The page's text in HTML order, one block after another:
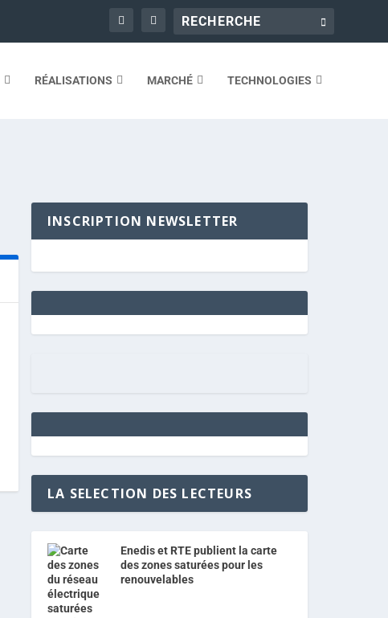
RÉALISATIONS MARCHÉ TECHNOLOGIES
INSCRIPTION NEWSLETTER
LA SELECTION DES LECTEURS
Enedis et RTE publient la carte
des zones saturées pour les
renouvelables